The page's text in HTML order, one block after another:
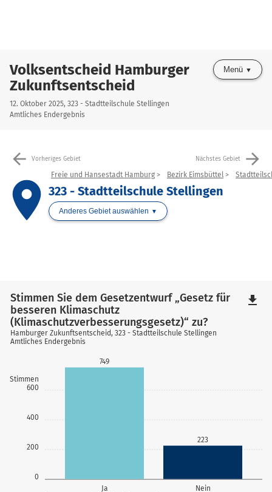
Volksentscheid Hamburger
Zukunftsentscheid
12. Oktober 2025, 323 - Stadtteilschule Stellingen
Amtliches Endergebnis
Menü
arrow_back Vorheriges Gebiet Nächstes Gebiet arrow_forward
place
Freie und Hansestadt Hamburg Bezirk Eimsbüttel
323 - Stadtteilschule Stellingen
Anderes Gebiet auswählen
0
200
400
600
Stimmen
Ja Nein
749
223
Stimmen Sie dem Gesetzentwurf „Gesetz für
besseren Klimaschutz
(Klimaschutzverbesserungsgesetz)“ zu?
Hamburger Zukunftsentscheid, 323 - Stadtteilschule Stellingen
Amtliches Endergebnis
file_download